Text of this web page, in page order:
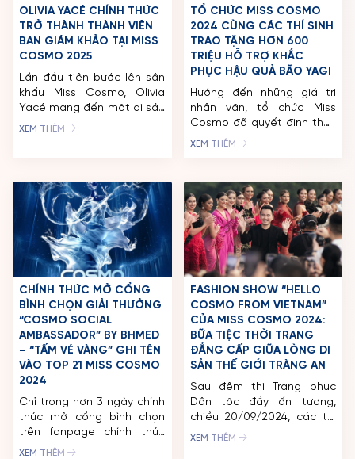
OLIVIA YACÉ CHÍNH THỨC
TRỞ THÀNH THÀNH VIÊN
BAN GIÁM KHẢO TẠI MISS
COSMO 2025
Lần đầu tiên bước lên sân
khấu Miss Cosmo, Olivia
Yacé mang đến một di sản
được xác định bởi sự thông
d’Ivoire, Olivia không chỉ là
một người mẫu quốc tế nổi
tiếng mà còn là một người
XEM THÊM
TỔ CHỨC MISS COSMO
2024 CÙNG CÁC THÍ SINH
TRAO TẶNG HƠN 600
TRIỆU HỖ TRỢ KHẮC
PHỤC HẬU QUẢ BÃO YAGI
Hướng đến những giá trị
nhân văn, tổ chức Miss
Cosmo đã quyết định thay
đổi lịch trình một số hoạt
phục hậu quả do bão số 3
gây ra tại các tỉnh phía
Bắc. Ngay sau khi nhập
cuộc tại Hà Nội, các thí […]
XEM THÊM
CHÍNH THỨC MỞ CỔNG
BÌNH CHỌN GIẢI THƯỞNG
“COSMO SOCIAL
AMBASSADOR” BY BHMED
– “TẤM VÉ VÀNG” GHI TÊN
VÀO TOP 21 MISS COSMO
2024
Chỉ trong hơn 3 ngày chính
thức mở cổng bình chọn
trên fanpage chính thức
của Miss Cosmo 2024, giải
XEM THÊM
FASHION SHOW “HELLO
COSMO FROM VIETNAM”
CỦA MISS COSMO 2024:
BỮA TIỆC THỜI TRANG
ĐẲNG CẤP GIỮA LÒNG DI
SẢN THẾ GIỚI TRÀNG AN
Sau đêm thi Trang phục
Dân tộc đầy ấn tượng,
chiều 20/09/2024, các thí
sinh Miss Cosmo 2024 tiếp
XEM THÊM